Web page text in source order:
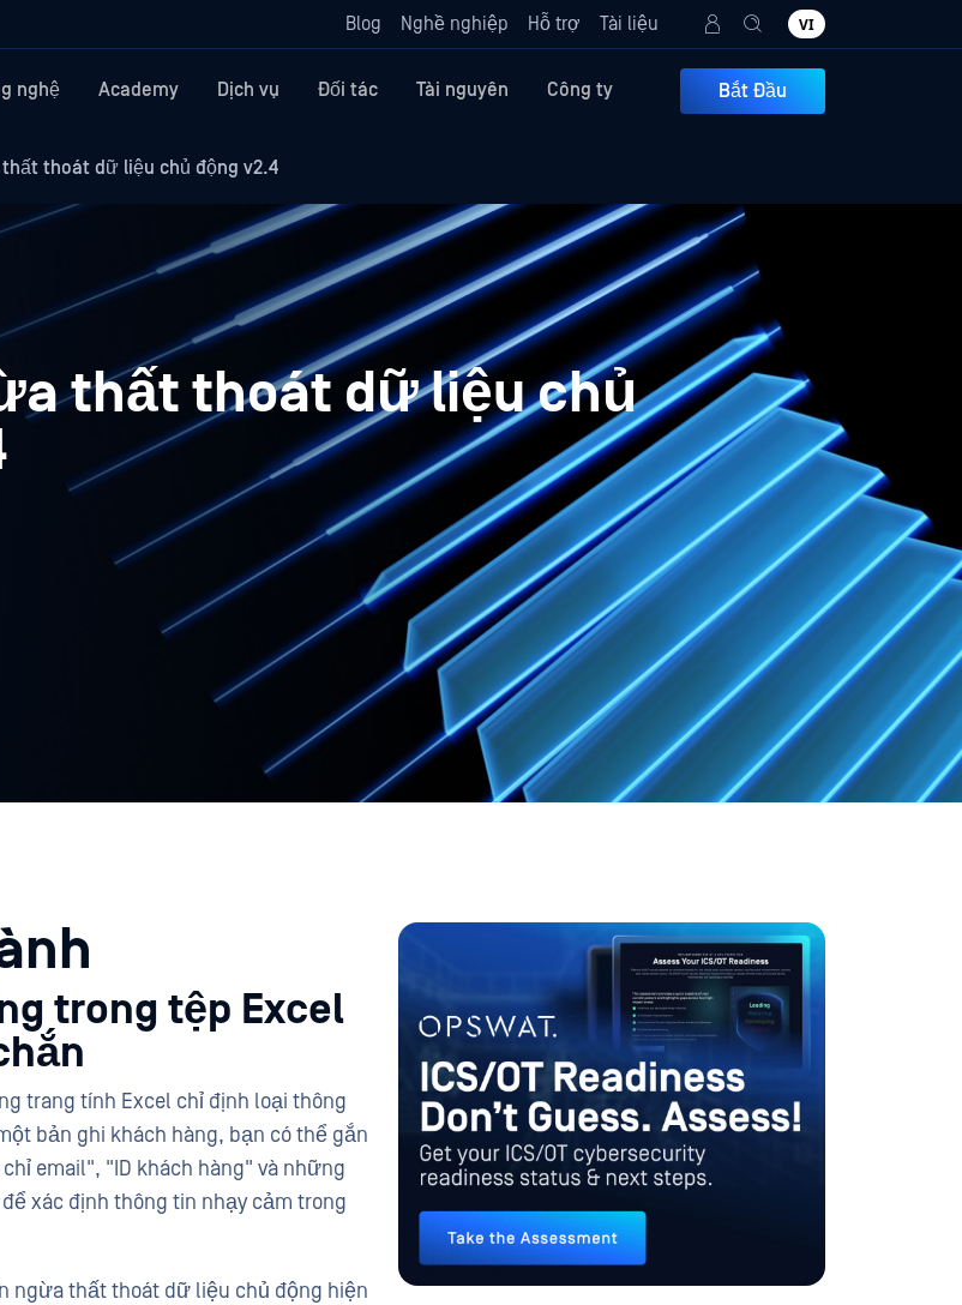
Blog Nghề nghiệp Hỗ trợ Tài liệu VI
nghệ Academy Dịch vụ Đối tác Tài nguyên Công ty Bắt Đầu
thoát dữ liệu chủ động v2.4
thất thoát dữ liệu chủ
trong tệp Excel
trang tính Excel chỉ định loại thông
bản ghi khách hàng, bạn có thể gắn
email", "ID khách hàng" và những
xác định thông tin nhạy cảm trong
ngừa thất thoát dữ liệu chủ động hiện